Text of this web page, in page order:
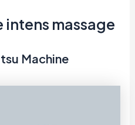
intens massage
Machine